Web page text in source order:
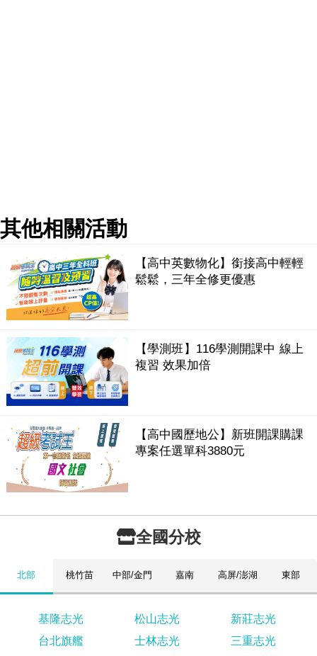
其他相關活動
【高中英數物化】銜接高中輕輕
鬆鬆，三年全修更優惠
【學測班】116學測開課中 線上
複習 效果加倍
【高中國歷地公】新班開課購課
專案任選單科3880元
全國分校
北部 桃竹苗 中部/金門 嘉南 高屏/澎湖 東部
基隆志光 松山志光
新莊志光
台北旗艦
士林志光 三重志光